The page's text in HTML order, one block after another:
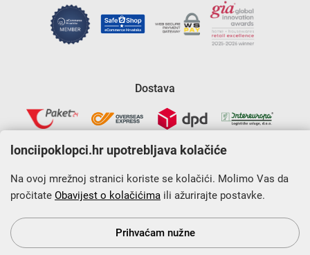
Dostava
Krajnji primatelj financijskog instrumenta sufinanciranog iz
Europskog fonda za regionalni razvoj u sklopu Operativnog
programa „Konkurentnost i kohezija”.
lonciipoklopci.hr upotrebljava kolačiće
Na ovoj mrežnoj stranici koriste se kolačići. Molimo Vas da
pročitate Obavijest o kolačićima ili ažurirajte postavke.
Prihvaćam nužne